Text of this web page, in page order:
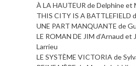
À LA HAUTEUR de Delphine et
THIS CITY IS A BATTLEFIELD
UNE PART MANQUANTE de
LE ROMAN DE JIM d’Arnaud et
Larrieu
LE SYSTÈME VICTORIA de